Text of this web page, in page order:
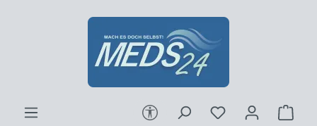
Zum Hauptinhalt springen
Werkzeugleiste anzeigen